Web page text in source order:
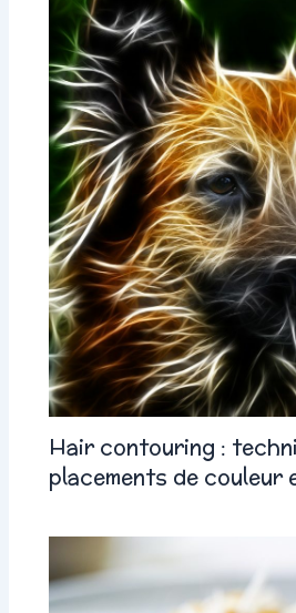
Hair contouring :
placements de couleur